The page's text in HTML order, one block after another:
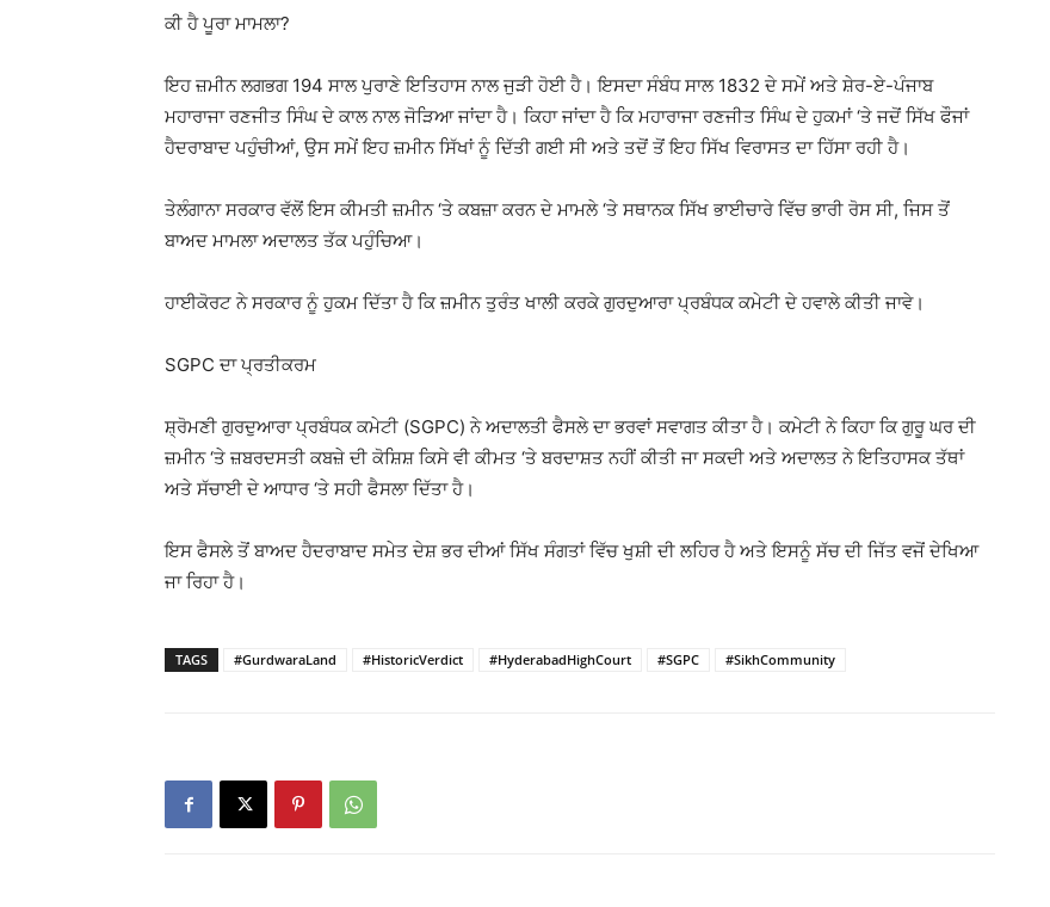
ਕੀ ਹੈ ਪੂਰਾ ਮਾਮਲਾ?
ਇਹ ਜ਼ਮੀਨ ਲਗਭਗ 194 ਸਾਲ ਪੁਰਾਣੇ ਇਤਿਹਾਸ ਨਾਲ ਜੁੜੀ ਹੋਈ ਹੈ। ਇਸਦਾ ਸੰਬੰਧ ਸਾਲ 1832 ਦੇ ਸਮੇਂ ਅਤੇ ਸ਼ੇਰ-ਏ-ਪੰਜਾਬ
ਮਹਾਰਾਜਾ ਰਣਜੀਤ ਸਿੰਘਦੇ ਕਾਲ ਨਾਲ ਜੋੜਿਆ ਜਾਂਦਾ ਹੈ। ਕਿਹਾ ਜਾਂਦਾ ਹੈ ਕਿ ਮਹਾਰਾਜਾ ਰਣਜੀਤ ਸਿੰਘ ਦੇ ਹੁਕਮਾਂ ‘ਤੇ ਜਦੋਂ ਸਿੱਖ ਫੌਜਾਂ
ਹੈਦਰਾਬਾਦ ਪਹੁੰਚੀਆਂ, ਉਸ ਸਮੇਂ ਇਹ ਜ਼ਮੀਨ ਸਿੱਖਾਂ ਨੂੰ ਦਿੱਤੀ ਗਈ ਸੀ ਅਤੇ ਤਦੋਂ ਤੋਂ ਇਹ ਸਿੱਖ ਵਿਰਾਸਤ ਦਾ ਹਿੱਸਾ ਰਹੀ ਹੈ।
ਤੇਲੰਗਾਨਾ ਸਰਕਾਰ ਵੱਲੋਂ ਇਸ ਕੀਮਤੀ ਜ਼ਮੀਨ ‘ਤੇ ਕਬਜ਼ਾ ਕਰਨ ਦੇ ਮਾਮਲੇ ‘ਤੇ ਸਥਾਨਕ ਸਿੱਖ ਭਾਈਚਾਰੇ ਵਿੱਚ ਭਾਰੀ ਰੋਸ ਸੀ, ਜਿਸ ਤੋਂ
ਬਾਅਦ ਮਾਮਲਾ ਅਦਾਲਤ ਤੱਕ ਪਹੁੰਚਿਆ।
ਹਾਈਕੋਰਟ ਨੇ ਸਰਕਾਰ ਨੂੰ ਹੁਕਮ ਦਿੱਤਾ ਹੈ ਕਿ ਜ਼ਮੀਨ ਤੁਰੰਤ ਖਾਲੀ ਕਰਕੇ ਗੁਰਦੁਆਰਾ ਪ੍ਰਬੰਧਕ ਕਮੇਟੀ ਦੇ ਹਵਾਲੇ ਕੀਤੀ ਜਾਵੇ।
SGPC ਦਾ ਪ੍ਰਤੀਕਰਮ
ਸ਼੍ਰੋਮਣੀ ਗੁਰਦੁਆਰਾ ਪ੍ਰਬੰਧਕ ਕਮੇਟੀ (SGPC) ਨੇ ਅਦਾਲਤੀ ਫੈਸਲੇ ਦਾ ਭਰਵਾਂ ਸਵਾਗਤ ਕੀਤਾ ਹੈ। ਕਮੇਟੀ ਨੇ ਕਿਹਾ ਕਿ ਗੁਰੂ ਘਰ ਦੀ
ਜ਼ਮੀਨ ‘ਤੇ ਜ਼ਬਰਦਸਤੀ ਕਬਜ਼ੇ ਦੀ ਕੋਸ਼ਿਸ਼ ਕਿਸੇ ਵੀ ਕੀਮਤ ‘ਤੇ ਬਰਦਾਸ਼ਤ ਨਹੀਂ ਕੀਤੀ ਜਾ ਸਕਦੀ ਅਤੇ ਅਦਾਲਤ ਨੇ ਇਤਿਹਾਸਕ ਤੱਥਾਂ
ਅਤੇ ਸੱਚਾਈ ਦੇ ਆਧਾਰ ‘ਤੇ ਸਹੀ ਫੈਸਲਾ ਦਿੱਤਾ ਹੈ।
ਇਸ ਫੈਸਲੇ ਤੋਂ ਬਾਅਦ ਹੈਦਰਾਬਾਦ ਸਮੇਤ ਦੇਸ਼ ਭਰ ਦੀਆਂ ਸਿੱਖ ਸੰਗਤਾਂ ਵਿੱਚ ਖੁਸ਼ੀ ਦੀ ਲਹਿਰ ਹੈ ਅਤੇ ਇਸਨੂੰ ਸੱਚ ਦੀ ਜਿੱਤ ਵਜੋਂ ਦੇਖਿਆ
ਜਾ ਰਿਹਾ ਹੈ।
TAGS #GurdwaraLand #HistoricVerdict #HyderabadHighCourt #SGPC #SikhCommunity